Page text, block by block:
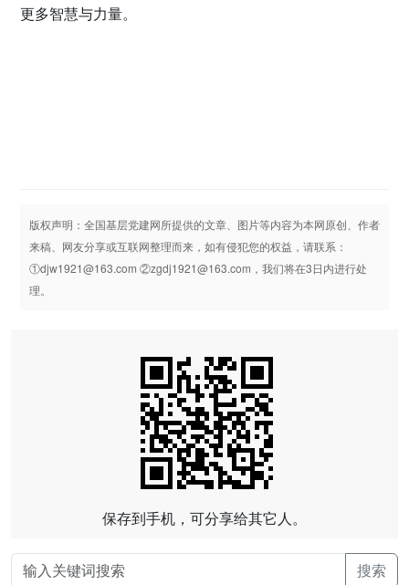
更多智慧与力量。
版权声明：全国基层党建网所提供的文章、图片等内容为本网原创、作者
来稿、网友分享或互联网整理而来，如有侵犯您的权益，请联系：
①djw1921@163.com ②zgdj1921@163.com，我们将在3日内进行处
理。
保存到手机，可分享给其它人。
搜索